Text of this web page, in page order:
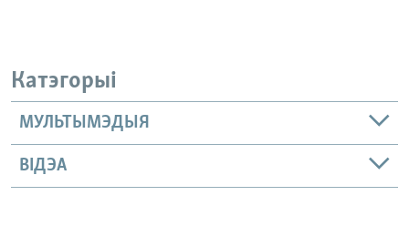
Катэгорыі
МУЛЬТЫМЭДЫЯ
ВІДЭА